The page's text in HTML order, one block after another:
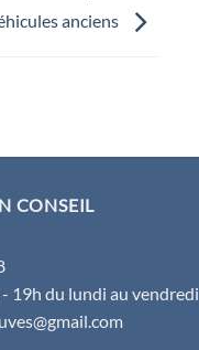
anciens
CONSEIL
19h du lundi au vendredi